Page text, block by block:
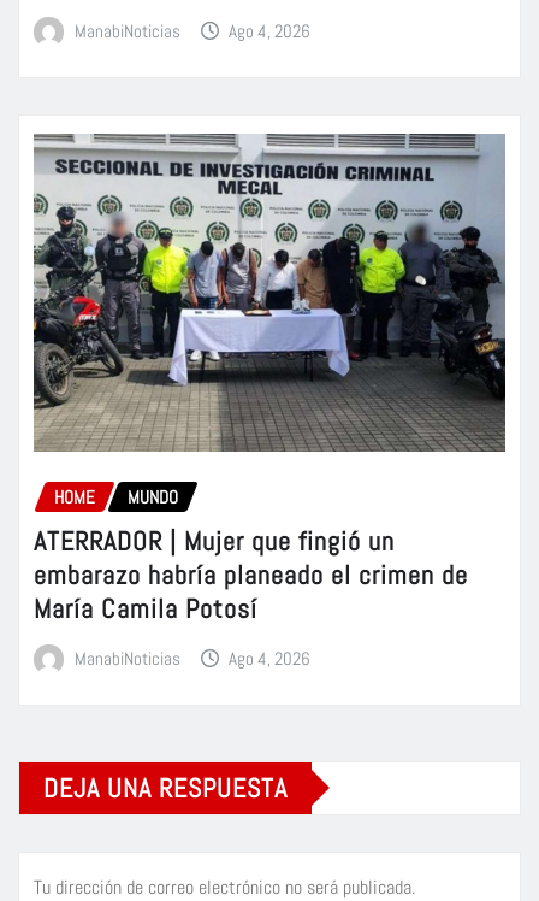
ManabiNoticias Ago 4, 2026
HOME MUNDO
ATERRADOR | Mujer que fingió un
embarazo habría planeado el crimen de
María Camila Potosí
ManabiNoticias Ago 4, 2026
DEJA UNA RESPUESTA
Tu dirección de correo electrónico no será publicada.